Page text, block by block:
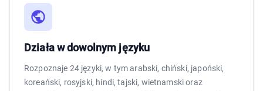
Działa w dowolnym języku
Rozpoznaje 24 języki, w tym arabski, chiński, japoński,
koreański, rosyjski, hindi, tajski, wietnamski oraz